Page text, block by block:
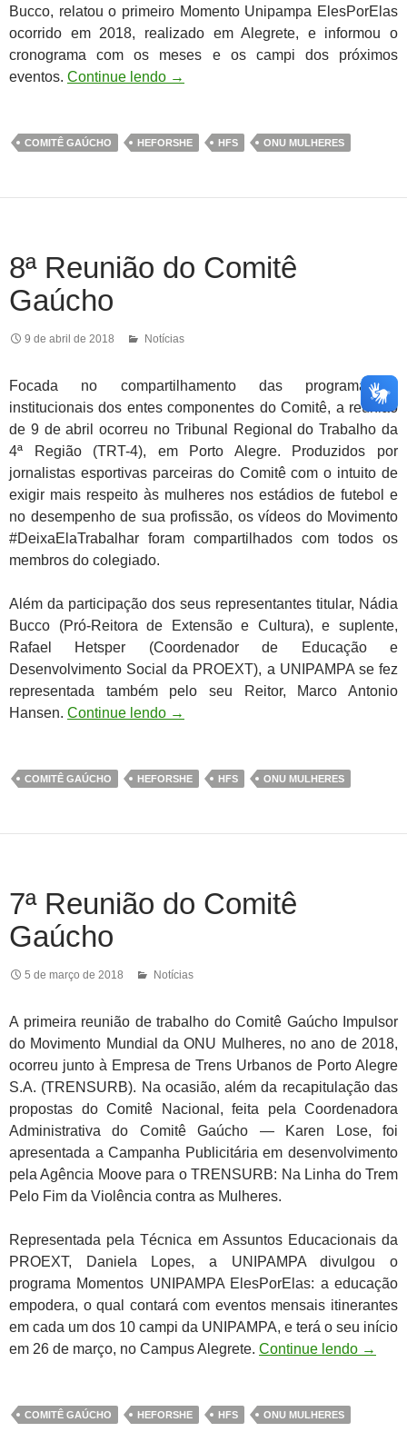
Bucco, relatou o primeiro Momento Unipampa ElesPorElas
ocorrido em 2018, realizado em Alegrete, e informou o
cronograma com os meses e os campi dos próximos
eventos. Continue lendo →
COMITÊ GAÚCHO HEFORSHE HFS ONU MULHERES
8ª Reunião do Comitê
Gaúcho
9 de abril de 2018 Notícias
Focada no compartilhamento das programações
institucionais dos entes componentes do Comitê, a reunião
de 9 de abril ocorreu no Tribunal Regional do Trabalho da
4ª Região (TRT-4), em Porto Alegre. Produzidos por
jornalistas esportivas parceiras do Comitê com o intuito de
exigir mais respeito às mulheres nos estádios de futebol e
no desempenho de sua profissão, os vídeos do Movimento
#DeixaElaTrabalhar foram compartilhados com todos os
membros do colegiado.
Além da participação dos seus representantes titular, Nádia
Bucco (Pró-Reitora de Extensão e Cultura), e suplente,
Rafael Hetsper (Coordenador de Educação e
Desenvolvimento Social da PROEXT), a UNIPAMPA se fez
representada também pelo seu Reitor, Marco Antonio
Hansen. Continue lendo →
COMITÊ GAÚCHO HEFORSHE HFS ONU MULHERES
7ª Reunião do Comitê
Gaúcho
5 de março de 2018 Notícias
A primeira reunião de trabalho do Comitê Gaúcho Impulsor
do Movimento Mundial da ONU Mulheres, no ano de 2018,
ocorreu junto à Empresa de Trens Urbanos de Porto Alegre
S.A. (TRENSURB). Na ocasião, além da recapitulação das
propostas do Comitê Nacional, feita pela Coordenadora
Administrativa do Comitê Gaúcho — Karen Lose, foi
apresentada a Campanha Publicitária em desenvolvimento
pela Agência Moove para o TRENSURB: Na Linha do Trem
Pelo Fim da Violência contra as Mulheres.
Representada pela Técnica em Assuntos Educacionais da
PROEXT, Daniela Lopes, a UNIPAMPA divulgou o
programa Momentos UNIPAMPA ElesPorElas: a educação
empodera, o qual contará com eventos mensais itinerantes
em cada um dos 10 campi da UNIPAMPA, e terá o seu início
em 26 de março, no Campus Alegrete. Continue lendo →
COMITÊ GAÚCHO HEFORSHE HFS ONU MULHERES